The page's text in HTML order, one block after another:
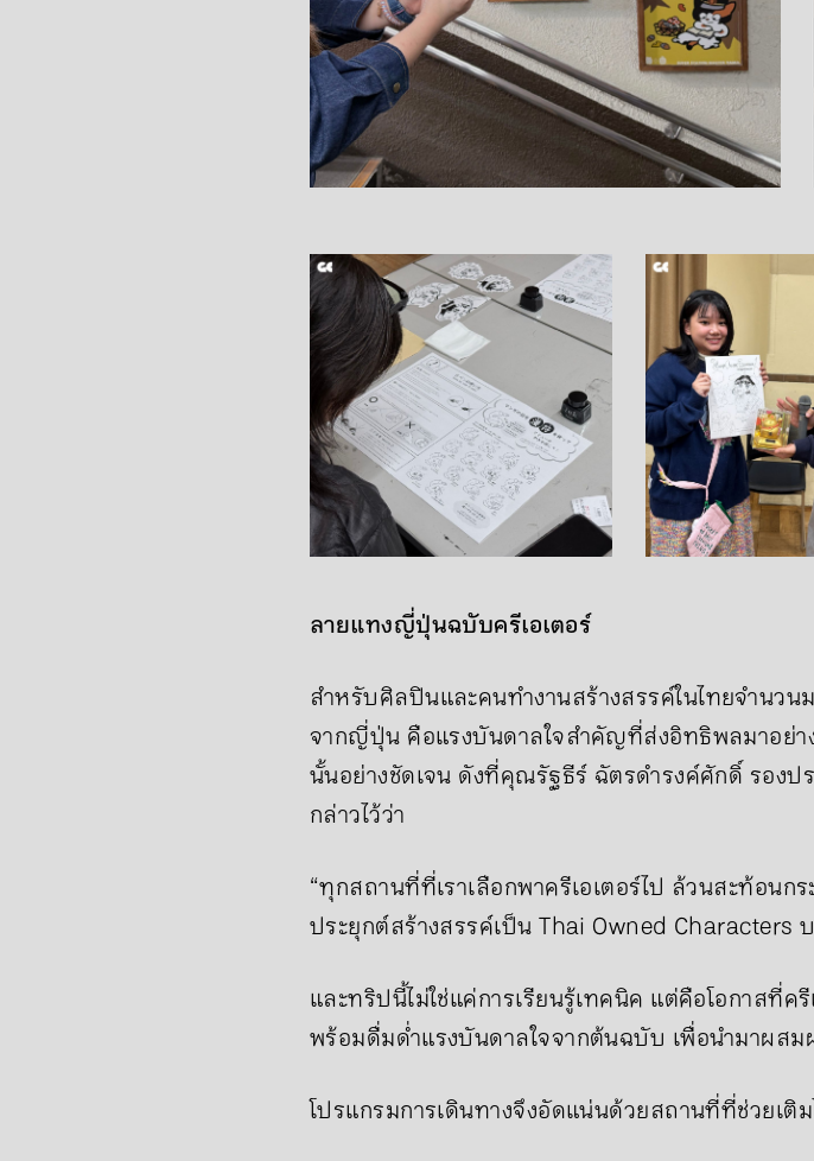
ลายแทงญี่ปุ่นฉบับครีเอเตอร์
สำหรับศิลปินและคนทำงานสร้างสรรค์ในไทยจำนว
จากญี่ปุ่น คือแรงบันดาลใจสำคัญที่ส่งอิทธิพลมาอย่
นั้นอย่างชัดเจน ดังที่คุณรัฐธีร์ ฉัตรดำรงค์ศักดิ์ รองป
กล่าวไว้ว่า
“ทุกสถานที่ที่เราเลือกพาครีเอเตอร์ไป ล้วนสะท้อนก
ประยุกต์สร้างสรรค์เป็น Thai Owned Characters
และทริปนี้ไม่ใช่แค่การเรียนรู้เทคนิค แต่คือโอกาสที่ค
พร้อมดื่มด่ำแรงบันดาลใจจากต้นฉบับ เพื่อนำมาผส
โปรแกรมการเดินทางจึงอัดแน่นด้วยสถานที่ที่ช่วยเติม